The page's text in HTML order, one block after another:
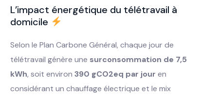
L’impact énergétique du télétravail à
domicile
Selon le Plan Carbone Général, chaque jour de
télétravail génère une surconsommation de 7,5
kWh, soit environ390 gCO2eq par jour en
considérant un chauffage électrique et le mix